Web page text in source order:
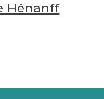
Hénanff